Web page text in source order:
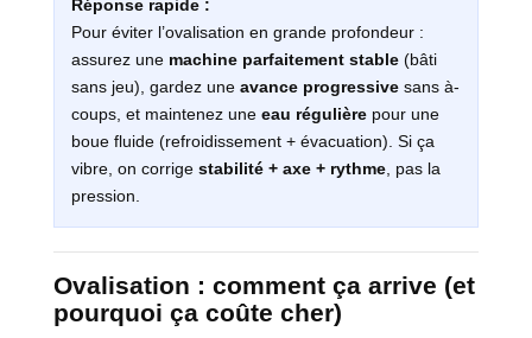
Réponse rapide :
Pour éviter l’ovalisation en grande profondeur :
assurez une machine parfaitement stable (bâti
sans jeu), gardez une avance progressive sans à-
coups, et maintenez une eau régulière pour une
boue fluide (refroidissement + évacuation). Si ça
vibre, on corrige stabilité + axe + rythme, pas la
pression.
Ovalisation : comment ça arrive (et
pourquoi ça coûte cher)